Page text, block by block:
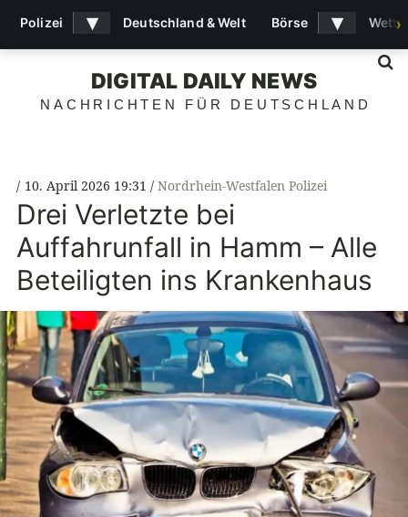
DIGITAL DAILY NEWS
NACHRICHTEN FÜR DEUTSCHLAND
10. April 2026 19:31 Nordrhein-Westfalen Polizei
Drei Verletzte bei
Auffahrunfall in Hamm – Alle
Beteiligten ins Krankenhaus
Polizei ▾ Deutschland & Welt Börse ▾ ›